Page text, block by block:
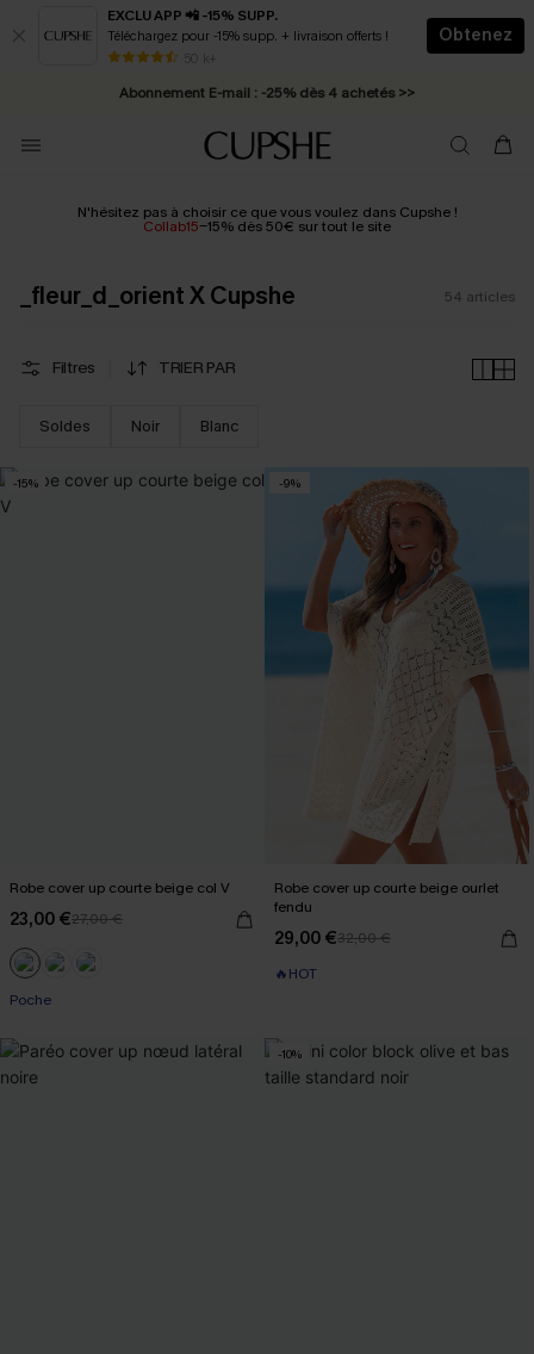
EXCLU APP 📲 -15% SUPP.
Téléchargez pour -15% supp. + livraison offerts !
50 k+
Obtenez
* Livraison éclair 2-3 jours ouvrés >>
Abonnement E-mail : -25% dès 4 achetés >>
N'hésitez pas à choisir ce que vous voulez dans Cupshe !
Collab15-15% dès 50€ sur tout le site
_fleur_d_orient X Cupshe 54 articles
Filtres TRIER PAR
Soldes Noir Blanc
-15%
Robe cover up courte beige col V
23,00 €27,00 €
Poche
-9%
Robe cover up courte beige ourlet
fendu
29,00 €32,00 €
🔥HOT
-10%